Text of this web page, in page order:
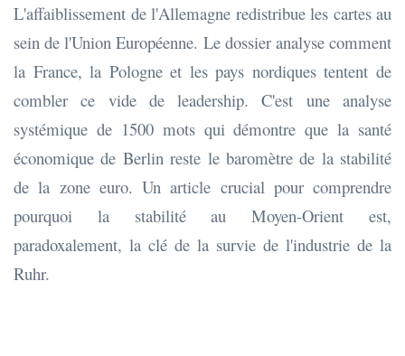
L'affaiblissement de l'Allemagne redistribue les cartes au
sein de l'Union Européenne. Le dossier analyse comment
la France, la Pologne et les pays nordiques tentent de
combler ce vide de leadership. C'est une analyse
systémique de 1500 mots qui démontre que la santé
économique de Berlin reste le baromètre de la stabilité
de la zone euro. Un article crucial pour comprendre
pourquoi la stabilité au Moyen-Orient est,
paradoxalement, la clé de la survie de l'industrie de la
Ruhr.